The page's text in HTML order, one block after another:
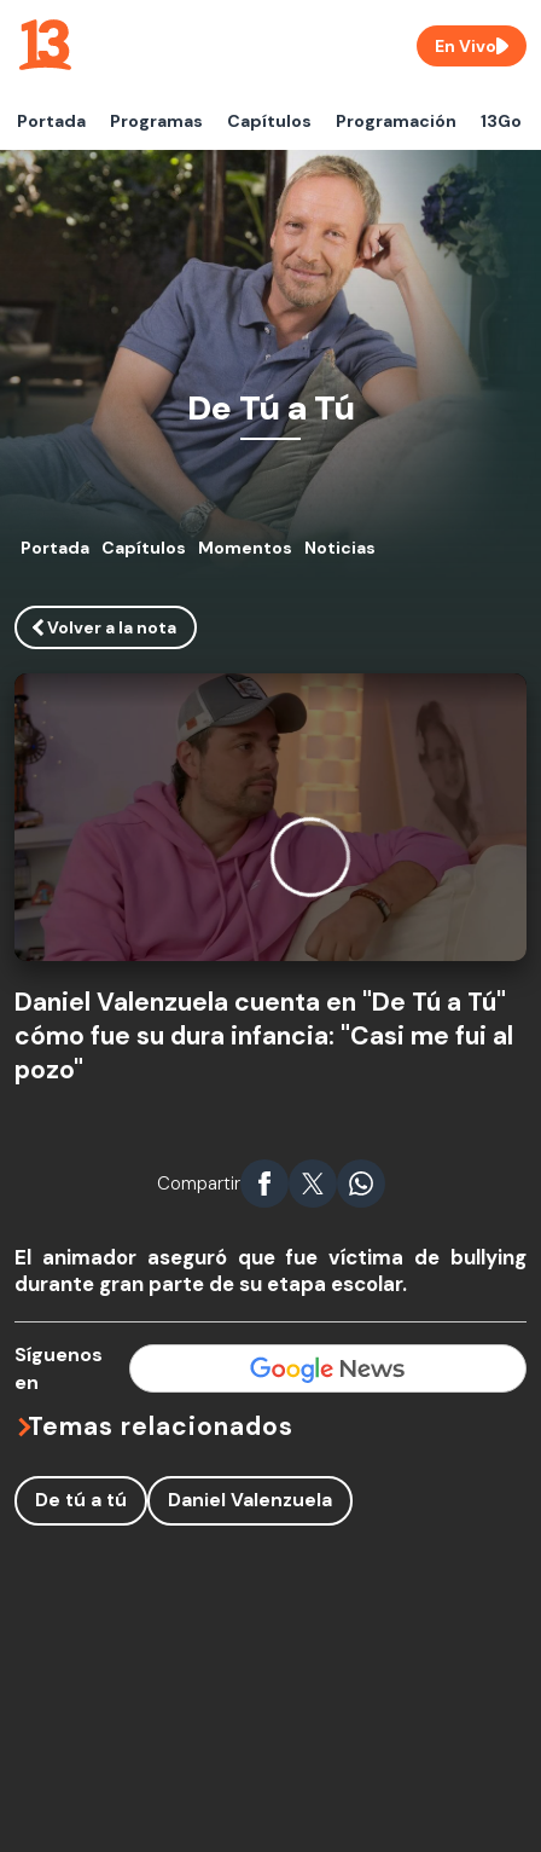
Portada Programas Capítulos Programación 13Go
En Vivo
De Tú a Tú
Portada Capítulos Momentos Noticias
Volver a la nota
Daniel Valenzuela cuenta en "De Tú a Tú"
cómo fue su dura infancia: "Casi me fui al
pozo"
Compartir
El animador aseguró que fue víctima de bullying
durante gran parte de su etapa escolar.
Síguenos
en
Temas relacionados
De tú a tú Daniel Valenzuela